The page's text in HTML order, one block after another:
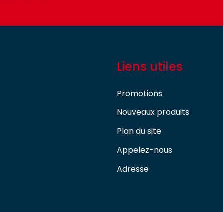
Liens utiles
Promotions
Nouveaux produits
Plan du site
Appelez-nous
Adresse